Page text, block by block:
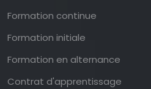
Formation continue
Formation initiale
Formation en alternance
Contrat d'apprentissage